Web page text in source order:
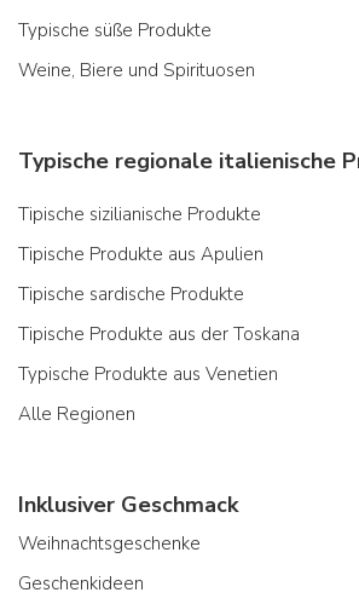
Typische süße Produkte
Weine, Biere und Spirituosen
Typische regionale italienische
Tipische sizilianische Produkte
Tipische Produkte aus Apulien
Tipische sardische Produkte
Tipische Produkte aus der Toskana
Typische Produkte aus Venetien
Alle Regionen
Inklusiver Geschmack
Weihnachtsgeschenke
Geschenkideen